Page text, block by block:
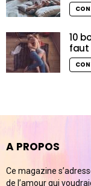
10
faut
A PROPOS
Ce magazine
de l’amour qui